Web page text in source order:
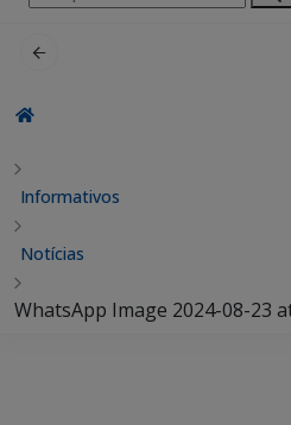
por:
Informativos
Notícias
WhatsApp Image 2024-08-23